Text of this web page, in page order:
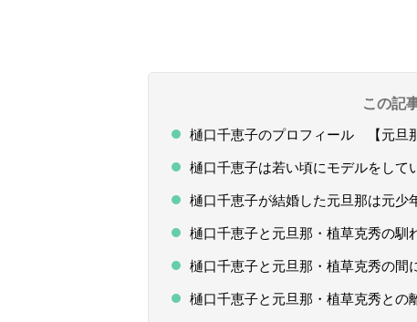
この記
樋口千恵子のプロフィール 【元旦
樋口千恵子は若い頃にモデルをして
樋口千恵子が結婚した元旦那は元少
樋口千恵子と元旦那・植草克秀の馴
樋口千恵子と元旦那・植草克秀の間
樋口千恵子と元旦那・植草克秀との